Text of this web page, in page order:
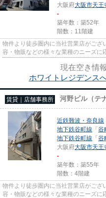
大阪府大阪市天王
-
築年数：築52年
階数：11階建
物件より徒歩圏内に当社営業店がござ
容・物販などの様々な業種のニーズに
尚、弊社ではおとり広告は一切...
現在空き情
ホワイトレジデンス
賃貸｜店舗事務所 河野ビル（テ
近鉄難波・奈良線
地下鉄谷町線 「谷
地下鉄谷町線 「谷
大阪府大阪市天王
-
築年数：築55年
階数：4階建
物件より徒歩圏内に当社営業店がござ
容・物販などの様々な業種のニーズに